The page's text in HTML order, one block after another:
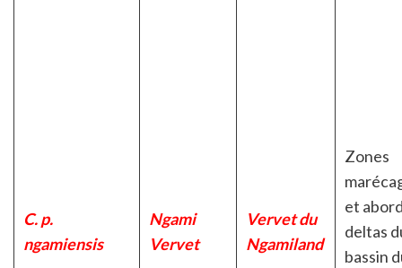
C. p.
ngamiensis
Ngami
Vervet
Vervet du
Ngamiland
Zones
et
deltas
bassin